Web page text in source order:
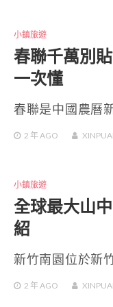
小鎮旅遊
春聯千萬別
一次懂
春聯是中國農曆
2 年 AGO
小鎮旅遊
全球最大山
紹
新竹南園位於新
2 年 AGO